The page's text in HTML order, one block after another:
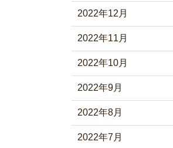
2022年12月
2022年11月
2022年10月
2022年9月
2022年8月
2022年7月